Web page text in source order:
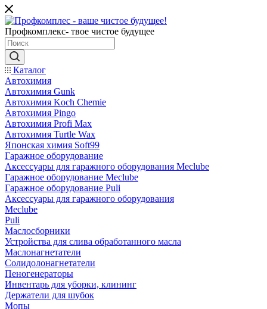
Профкомплекс- твое чистое будущее
Каталог
Автохимия
Автохимия Gunk
Автохимия Koch Chemie
Автохимия Pingo
Автохимия Profi Max
Автохимия Turtle Wax
Японская химия Soft99
Гаражное оборудование
Аксессуары для гаражного оборудования Meclube
Гаражное оборудование Meclube
Гаражное оборудование Puli
Аксессуары для гаражного оборудования
Meclube
Puli
Маслосборники
Устройства для слива обработанного масла
Маслонагнетатели
Солидолонагнетатели
Пеногенераторы
Инвентарь для уборки, клининг
Держатели для шубок
Мопы